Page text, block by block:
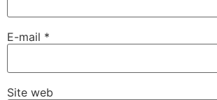
E-mail *
Site web